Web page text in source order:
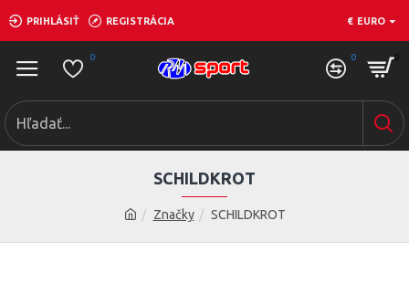
PRIHLÁSIŤ REGISTRÁCIA € EURO
0 0 0
Značky SCHILDKROT
SCHILDKROT